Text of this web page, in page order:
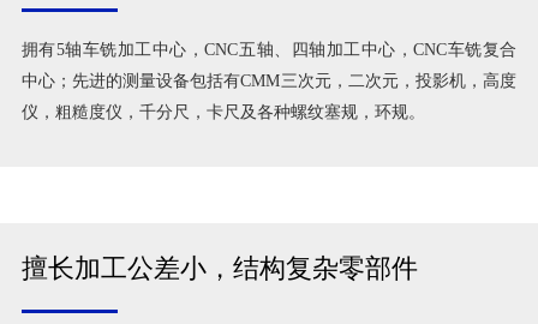
拥有5轴车铣加工中心，CNC五轴、四轴加工中心，CNC车铣复合
中心；先进的测量设备包括有CMM三次元，二次元，投影机，高度
仪，粗糙度仪，千分尺，卡尺及各种螺纹塞规，环规。
擅长加工公差小，结构复杂零部件